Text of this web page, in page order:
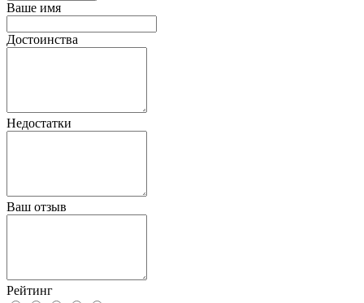
Ваше имя
Достоинства
Недостатки
Ваш отзыв
Рейтинг